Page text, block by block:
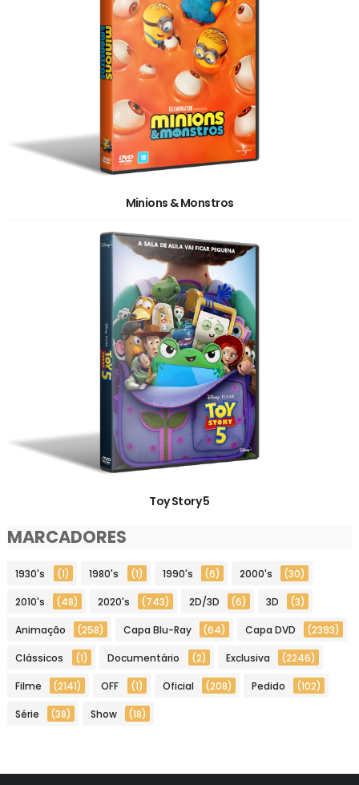
Minions & Monstros
Toy Story 5
MARCADORES
1930's (1) 1980's (1) 1990's (6) 2000's (30)
2010's (48) 2020's (743) 2D/3D (6) 3D (3)
Animação (258) Capa Blu-Ray (64) Capa DVD (2393)
Clássicos (1) Documentário (2) Exclusiva (2246)
Filme (2141) OFF (1) Oficial (208) Pedido (102)
Série (38) Show (18)